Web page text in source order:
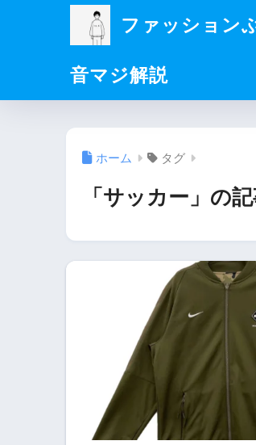
ファッション
音マジ解説
ホーム タグ
「サッカー」の